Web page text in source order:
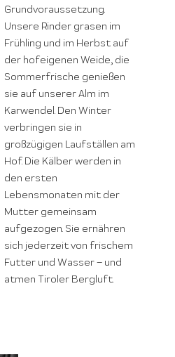
Grundvoraussetzung.
Unsere Rinder grasen im
Frühling und im Herbst auf
der hofeigenen Weide, die
Sommerfrische genießen
sie auf unserer Alm im
Karwendel. Den Winter
verbringen sie in
großzügigen Laufställen am
Hof. Die Kälber werden in
den ersten
Lebensmonaten mit der
Mutter gemeinsam
aufgezogen. Sie ernähren
sich jederzeit von frischem
Futter und Wasser – und
atmen Tiroler Bergluft.